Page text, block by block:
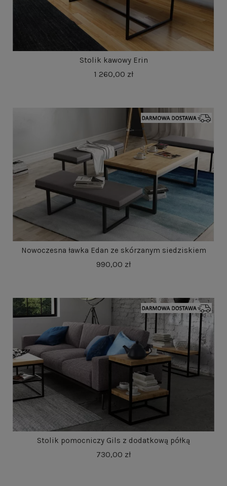
Stolik kawowy Erin
1 260,00 zł
Nowoczesna ławka Edan ze skórzanym siedziskiem
990,00 zł
Stolik pomocniczy Gils z dodatkową półką
730,00 zł